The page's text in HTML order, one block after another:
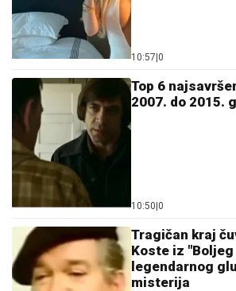
10:57|0
Top 6
2007. do 2015.
10:50|0
Tragičan kraj
Koste iz
legendarnog
misterija